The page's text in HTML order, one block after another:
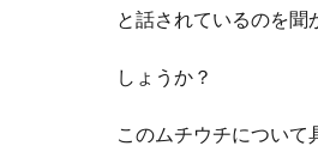
と話されているのを聞
しょうか？
このムチウチについて